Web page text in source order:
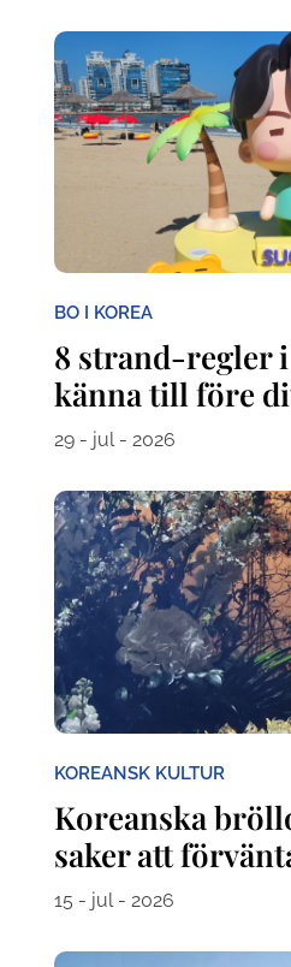
BO I KOREA
8 strand-regler
känna till före
29 - jul - 2026
KOREANSK KULTUR
Koreanska
saker att
15 - jul - 2026